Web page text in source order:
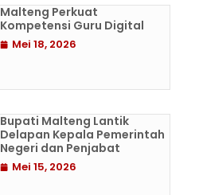
Malteng Perkuat
Kompetensi Guru Digital
Mei 18, 2026
Bupati Malteng Lantik
Delapan Kepala Pemerintah
Negeri dan Penjabat
Mei 15, 2026